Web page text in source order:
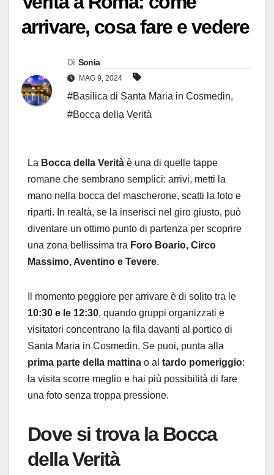
arrivare, cosa fare e vedere
Di Sonia
MAG 9, 2024
#Basilica di Santa Maria in Cosmedin,
#Bocca della Verità
La Bocca della Verità è una di quelle tappe
romane che sembrano semplici: arrivi, metti la
mano nella bocca del mascherone, scatti la foto e
riparti. In realtà, se la inserisci nel giro giusto, può
diventare un ottimo punto di partenza per scoprire
una zona bellissima tra Foro Boario, Circo
Massimo, Aventino e Tevere.
Il momento peggiore per arrivare è di solito tra le
10:30 e le 12:30, quando gruppi organizzati e
visitatori concentrano la fila davanti al portico di
Santa Maria in Cosmedin. Se puoi, punta alla
prima parte della mattina o al tardo pomeriggio:
la visita scorre meglio e hai più possibilità di fare
una foto senza troppa pressione.
Dove si trova la Bocca
della Verità